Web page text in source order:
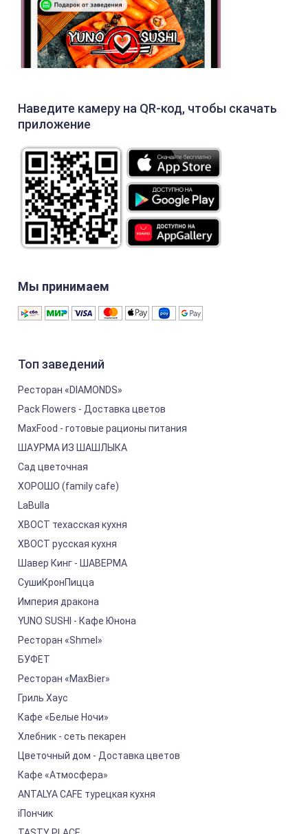
Наведите камеру на QR-код, чтобы скачать
приложение
Мы принимаем
Топ заведений
Ресторан «DIAMONDS»
Pack Flowers - Доставка цветов
MaxFood - готовые рационы питания
ШАУРМА ИЗ ШАШЛЫКА
Сад цветочная
ХОРОШО (family cafe)
LaBulla
ХВОСТ техасская кухня
ХВОСТ русская кухня
Шавер Кинг - ШАВЕРМА
СушиКронПицца
Империя дракона
YUNO SUSHI - Кафе Юнона
Ресторан «Shmel»
БУФЕТ
Ресторан «MaxBier»
Гриль Хаус
Кафе «Белые Ночи»
Хлебник - сеть пекарен
Цветочный дом - Доставка цветов
Кафе «Атмосфера»
ANTALYA CAFE турецкая кухня
iПончик